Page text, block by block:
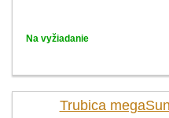
Na vyžiadanie
Trubica